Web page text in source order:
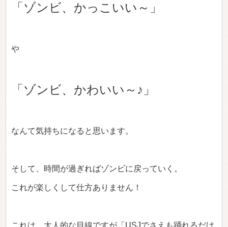
「ゾンビ、かっこいい～」
や
「ゾンビ、かわいい～♪」
なんて気持ちになると思います。
そして、時間が過ぎればゾンビに戻っていく。
これが楽しくして仕方ありません！